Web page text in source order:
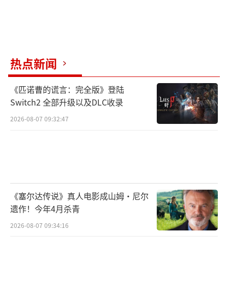
热点新闻
《匹诺曹的谎言：完全版》登陆
Switch2 全部升级以及DLC收录
2026-08-07 09:32:47
《塞尔达传说》真人电影成山姆·尼尔
遗作！今年4月杀青
2026-08-07 09:34:16